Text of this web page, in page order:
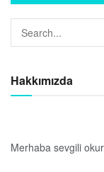
Hakkımızda
Merhaba sevgili